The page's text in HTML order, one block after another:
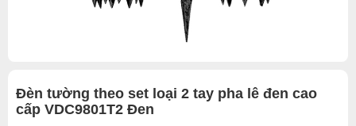
Đèn tường theo set loại 2 tay pha lê đen cao
cấp VDC9801T2 Đen